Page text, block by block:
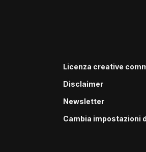
Licenza creative
Disclaimer
Newsletter
Cambia impostazioni